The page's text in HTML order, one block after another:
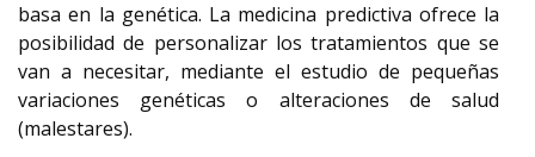
basa en la genética. La medicina predictiva ofrece la
posibilidad de personalizar los tratamientos que se
van a necesitar, mediante el estudio de pequeñas
variaciones genéticas o alteraciones de salud
(malestares).